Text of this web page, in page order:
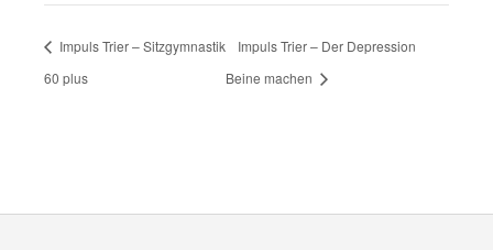
Impuls Trier – Sitzgymnastik
60 plus
Impuls Trier – Der Depression
Beine machen